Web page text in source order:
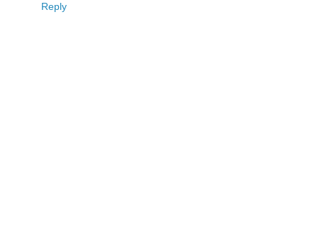
Reply